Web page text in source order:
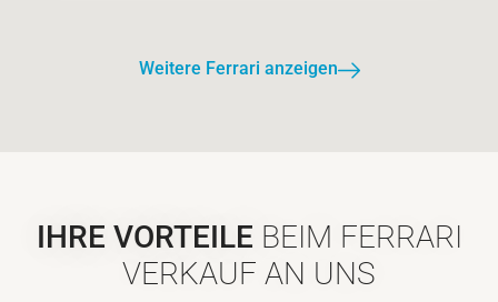
Weitere Ferrari anzeigen
IHRE VORTEILE BEIM FERRARI
VERKAUF AN UNS